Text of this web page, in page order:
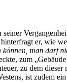
er, wie
man darf
zum
zu dem
ist zudem